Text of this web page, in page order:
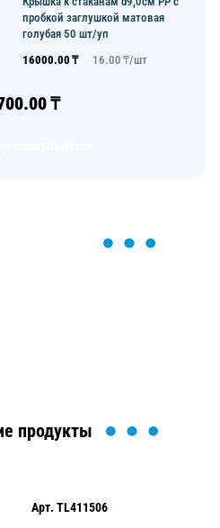
пробкой заглушкой матовая
голубая 50 шт/уп
16000.00 ₸ 16.00 ₸/шт
₸
продукты
Арт.0109-0010